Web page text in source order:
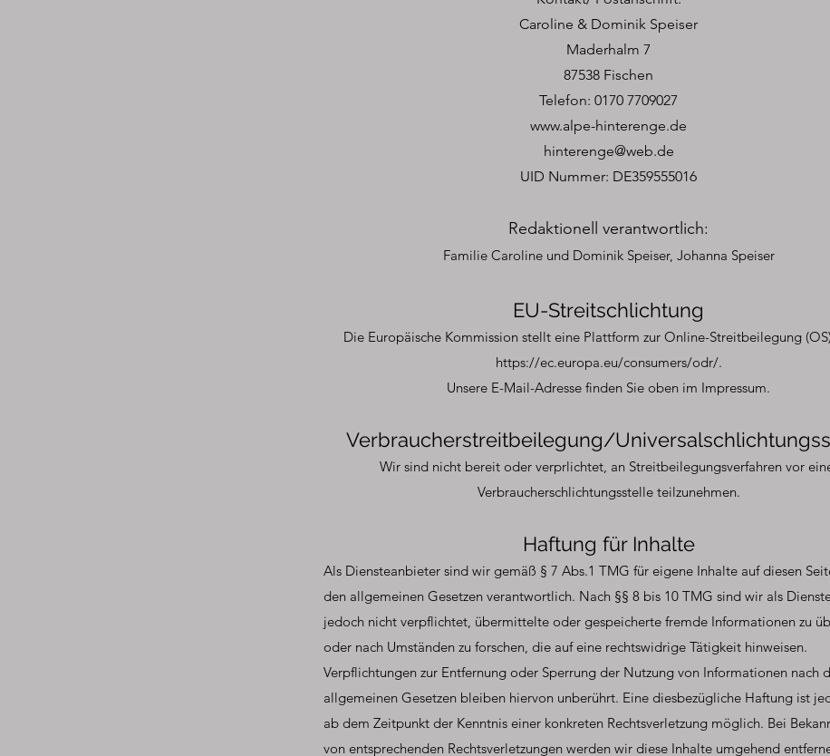
Caroline & Dominik Speiser
Maderhalm 7
87538 Fischen
Telefon: 0170 7709027
www.alpe-hinterenge.de
hinterenge@web.de
UID Nummer: DE359555016
Redaktionell verantwortlich:
Familie Caroline und Dominik Speiser, Johanna Speiser
EU-Streitschlichtung
Die Europäische Kommission stellt eine Plattform zur Online-Streitbeilegung
https://ec.europa.eu/consumers/odr/.
Unsere E-Mail-Adresse finden Sie oben im Impressum.
Verbraucherstreitbeilegung/
Wir sind nicht bereit oder verprlichtet, an Streitbeilegungsverfahren vor
Verbraucherschlichtungsstelle teilzunehmen.
Haftung für Inhalte
Als Diensteanbieter sind wir gemäß § 7 Abs.1 TMG für eigene Inhalte auf diesen
den allgemeinen Gesetzen verantwortlich. Nach §§ 8 bis 10 TMG sind wir als
jedoch nicht verpflichtet, übermittelte oder gespeicherte fremde Informationen zu
oder nach Umständen zu forschen, die auf eine rechtswidrige Tätigkeit hinweisen.
Verpflichtungen zur Entfernung oder Sperrung der Nutzung von Informationen nach
allgemeinen Gesetzen bleiben hiervon unberührt. Eine diesbezügliche Haftung ist
ab dem Zeitpunkt der Kenntnis einer konkreten Rechtsverletzung möglich. Bei
von entsprechenden Rechtsverletzungen werden wir diese Inhalte umgehend